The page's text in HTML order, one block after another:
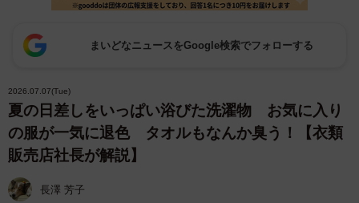
まいどなニュースをGoogle検索でフォローする
2026.07.07(Tue)
夏の日差しをいっぱい浴びた洗濯物 お気に入り
の服が一気に退色 タオルもなんか臭う！【衣類
販売店社長が解説】
長澤 芳子